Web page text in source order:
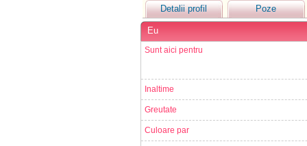
Detalii profil Poze
Eu
Sunt aici pentru
Inaltime
Greutate
Culoare par